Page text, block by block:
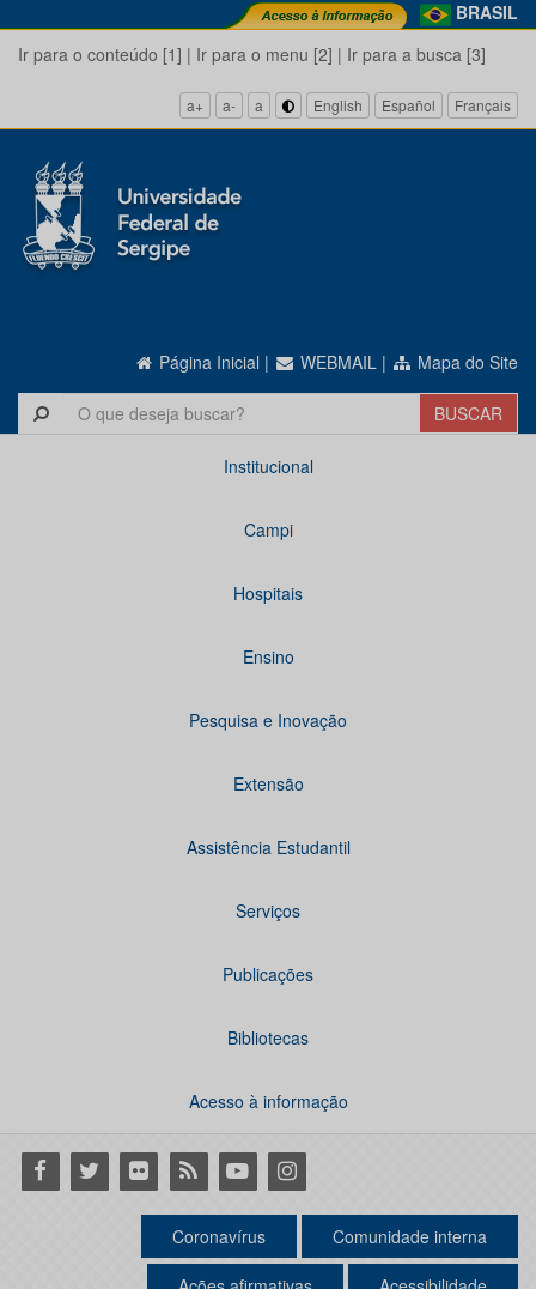
BRASIL
Ir para o conteúdo [1] | Ir para o menu [2] | Ir para a busca [3]
a+ a- a English Español Français
Página Inicial | WEBMAIL | Mapa do Site
Institucional
Campi
Hospitais
Ensino
Pesquisa e Inovação
Extensão
Assistência Estudantil
Serviços
Publicações
Bibliotecas
Acesso à informação
Facebook
Twitter Flickr RSS YoutubeInstagram
Coronavírus Comunidade interna